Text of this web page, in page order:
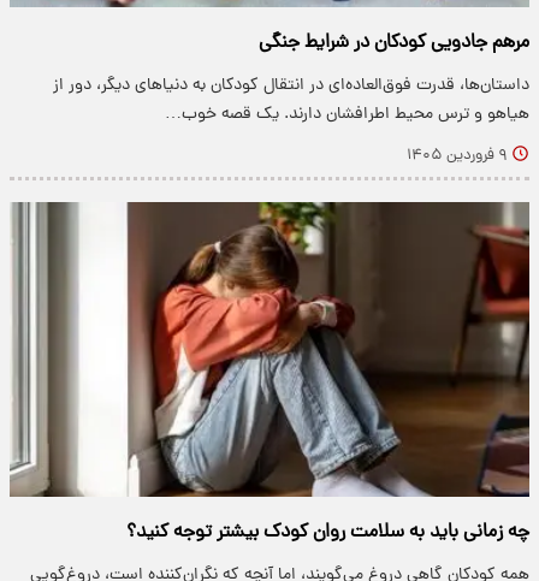
مرهم جادویی کودکان در شرایط جنگی
داستان‌ها، قدرت فوق‌العاده‌ای در انتقال کودکان به دنیاهای دیگر، دور از
هیاهو و ترس محیط اطرافشان دارند. یک قصه خوب…
۹ فروردین ۱۴۰۵
چه زمانی باید به سلامت روان کودک بیشتر توجه کنید؟
همه کودکان گاهی دروغ می‌گویند، اما آنچه که نگران‌کننده است، دروغ‌گویی